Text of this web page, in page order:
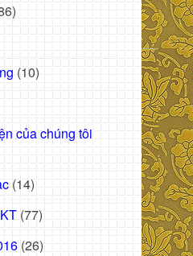
(10)
của chúng tôi
(14)
(77)
(26)